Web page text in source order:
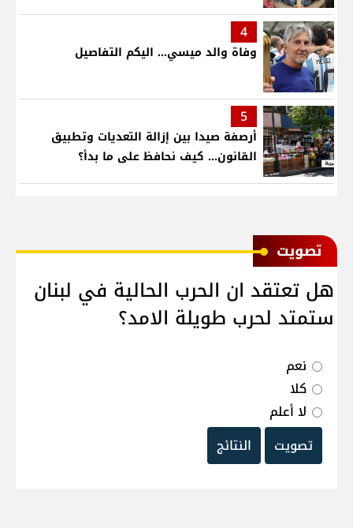
4
وفاة والد ميسي... اليكم التفاصيل
5
أرصفة صيدا بين إزالة التعديات وتطبيق
القانون... كيف نحافظ على ما بدأ؟
ﺗﺼﻮﻳﺖ
هل تعتقد ان الحرب الحالية في لبنان
ستمتد لحرب طويلة الامد؟
نعم
كلا
لا أعلم
تصويت
النتائج